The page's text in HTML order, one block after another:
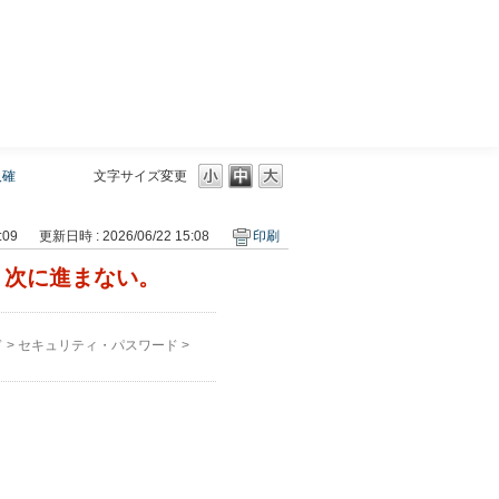
文字サイズ変更
更新日時 : 2026/06/22 15:08 印刷
に進まない。
> セキュリティ・パスワード >